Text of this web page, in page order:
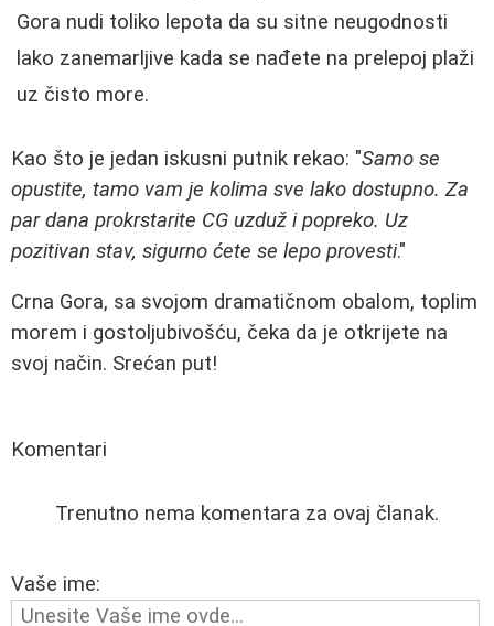
Gora nudi toliko lepota da su sitne neugodnosti
lako zanemarljive kada se nađete na prelepoj plaži
uz čisto more.
Kao što je jedan iskusni putnik rekao: "Samo se
opustite, tamo vam je kolima sve lako dostupno. Za
par dana prokrstarite CG uzduž i popreko. Uz
pozitivan stav, sigurno ćete se lepo provesti."
Crna Gora, sa svojom dramatičnom obalom, toplim
morem i gostoljubivošću, čeka da je otkrijete na
svoj način. Srećan put!
Komentari
Trenutno nema komentara za ovaj članak.
Vaše ime: